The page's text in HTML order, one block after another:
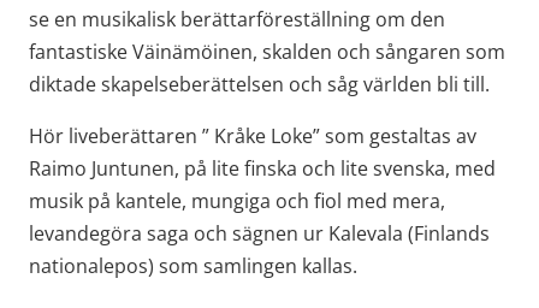
se en musikalisk berättarföreställning om den
fantastiske Väinämöinen, skalden och sångaren som
diktade skapelseberättelsen och såg världen bli till.
Hör liveberättaren ” Kråke Loke” som gestaltas av
Raimo Juntunen, på lite finska och lite svenska, med
musik på kantele, mungiga och fiol med mera,
levandegöra saga och sägnen ur Kalevala (Finlands
nationalepos) som samlingen kallas.